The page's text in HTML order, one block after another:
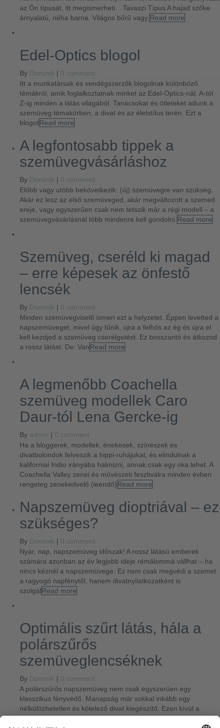
az Ön típusát, itt megismerheti. Tavaszi Típus A hajad szőke
árnyalatú, néha barna. Világos bőrű vagy, Read more
Edel-Optics blogol
By Dominik | 0 comment
Itt a munkatársak és vendégszerzők blogolnak különböző
témákról, amik foglalkoztatnak minket az Edel-Optics-nál. A-tól
Z-ig minden a látás világából. Tanácsokat és ötleteket adunk a
szemüveg témakörben, a divat és az életstílus terén. Ezt a
blogotRead more
A legfontosabb tippek a
szemüvegvásárláshoz
By Dominik | 0 comment
Előbb vagy utóbb bekövetkezik: (új) szemüvegre van szükség.
Akár ez lesz az első szemüveged, akár megváltozott a szemed
ereje, vagy egyszerűen csak nem tetszik már a régi modell – a
szemüvegvásárlásnál több mindenre kell gondolni. Read more
Szemüveg, cseréld ki magad
– erre képesek az önfestő
lencsék
By Dominik | 0 comment
Minden szemüvegviselő ismeri ezt a helyzetet. Éppen levetted a
napszemüveget, mivel úgy tűnik, újra a felhős az ég és újra el
kell kezdjed a szemüveg cserélgetést. Ez bosszantó és átkozod
a rossz látást. De: VanRead more
A legmenőbb Coachella
szemüveg modellek Caro
Daur-tól Lena Gercke-ig
By admin | 0 comment
Ha a bloggerek, modellek, énekesek, színészek és
divatbolondok felveszik a hippi-ruhájukat, és elindulnak a
kaliforniai Indio irányába haknizni, annak csak egy oka lehet. A
Coachella Valley zenei és művészeti fesztiválra minden évben
rengeteg zenekedvelő (leendő)Read more
Napszemüveg dioptriával – ez
szükséges?
By Dominik | 0 comment
Nyár, nap, napszemüveg időszak! A rossz látású emberek
számára azonban az év legjobb ideje rémálommá vállhat – ha
nincs kéznél a napszemüvege. Ez nem csak megvédi a szemet
a ragyogó napfénytől, hanem divatnyilatkozatként is
szolgálRead more
Optimális szűrt látás, hála a
polárszűrős
szemüveglencséknek
By Dominik | 0 comment
A polárszűrős napszemüveg nem csak egyszerűen egy
klasszikus fényvédő. Manapság már sokkal inkább egy
nélkülözhetetlen és kötelező divat kiegészítő. Ezen kívül a
polárszűrős napszemüveg nem csak stílusos, hanem